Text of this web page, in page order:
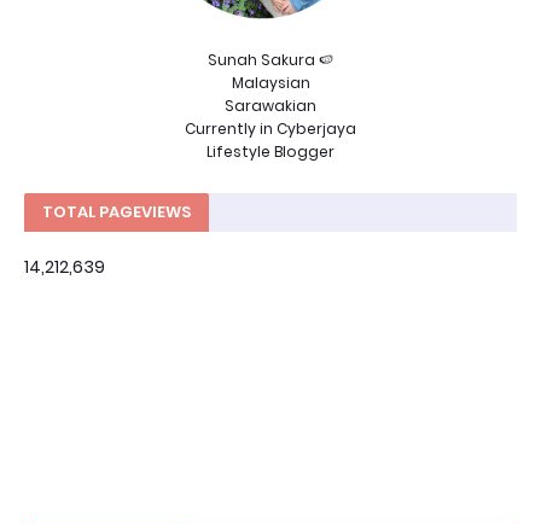
Sunah Sakura 🍉
Malaysian
Sarawakian
Currently in Cyberjaya
Lifestyle Blogger
TOTAL PAGEVIEWS
14,212,639